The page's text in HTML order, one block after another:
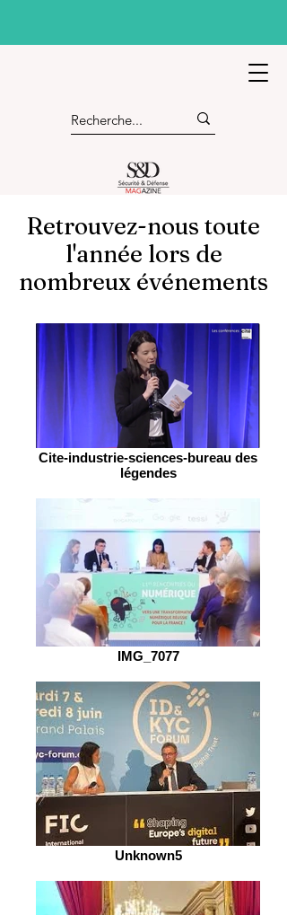
Retrouvez-nous toute
l'année lors de
nombreux événements
Cite-industrie-sciences-bureau des
légendes
IMG_7077
Unknown5